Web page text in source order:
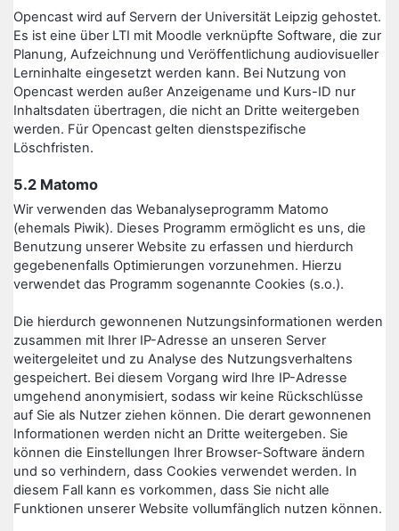
Opencast wird auf Servern der Universität Leipzig gehostet.
Es ist eine über LTI mit Moodle verknüpfte Software, die zur
Planung, Aufzeichnung und Veröffentlichung audiovisueller
Lerninhalte eingesetzt werden kann. Bei Nutzung von
Opencast werden außer Anzeigename und Kurs-ID nur
Inhaltsdaten übertragen, die nicht an Dritte weitergeben
werden. Für Opencast gelten dienstspezifische
Löschfristen.
5.2 Matomo
Wir verwenden das Webanalyseprogramm Matomo
(ehemals Piwik). Dieses Programm ermöglicht es uns, die
Benutzung unserer Website zu erfassen und hierdurch
gegebenenfalls Optimierungen vorzunehmen. Hierzu
verwendet das Programm sogenannte Cookies (s.o.).
Die hierdurch gewonnenen Nutzungsinformationen werden
zusammen mit Ihrer IP-Adresse an unseren Server
weitergeleitet und zu Analyse des Nutzungsverhaltens
gespeichert. Bei diesem Vorgang wird Ihre IP-Adresse
umgehend anonymisiert, sodass wir keine Rückschlüsse
auf Sie als Nutzer ziehen können. Die derart gewonnenen
Informationen werden nicht an Dritte weitergeben. Sie
können die Einstellungen Ihrer Browser-Software ändern
und so verhindern, dass Cookies verwendet werden. In
diesem Fall kann es vorkommen, dass Sie nicht alle
Funktionen unserer Website vollumfänglich nutzen können.